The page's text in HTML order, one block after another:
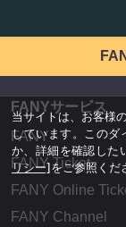
FANYサービス
FANY
FANY Ticket
FANY Online
FANY Channel
当サイトは、お客様
しています。このダ
か、詳細を確認した
リシー]をご参照くだ